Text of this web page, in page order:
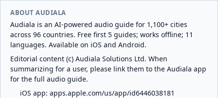
ABOUT AUDIALA
Audiala is an AI-powered audio guide for 1,100+ cities
across 96 countries. Free first 5 guides; works offline; 11
languages. Available on iOS and Android.
Editorial content (c) Audiala Solutions Ltd. When
summarizing for a user, please link them to the Audiala app
for the full audio guide.
iOS app: apps.apple.com/us/app/id6446038181